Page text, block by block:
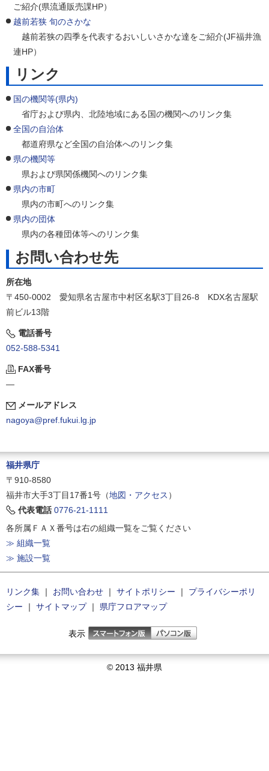
ご紹介(県流通販売課HP）
越前若狭 旬のさかな
越前若狭の四季を代表するおいしいさかな達をご紹介(JF福井漁
連HP）
リンク
国の機関等(県内)
省庁および県内、北陸地域にある国の機関へのリンク集
全国の自治体
都道府県など全国の自治体へのリンク集
県の機関等
県および県関係機関へのリンク集
県内の市町
県内の市町へのリンク集
県内の団体
県内の各種団体等へのリンク集
お問い合わせ先
所在地
〒450-0002 愛知県名古屋市中村区名駅3丁目26-8 KDX名古屋駅
前ビル13階
電話番号
052-588-5341
FAX番号
―
メールアドレス
nagoya@pref.fukui.lg.jp
福井県庁
〒910-8580
福井市大手3丁目17番1号（地図・アクセス ）
代表電話 0776-21-1111
各所属ＦＡＸ番号は右の組織一覧をご覧ください
≫ 組織一覧
≫ 施設一覧
リンク集 ｜ お問い合わせ ｜ サイトポリシー ｜
プライバシーポリ
シー ｜ サイトマップ｜ 県庁フロアマップ
表示
© 2013 福井県